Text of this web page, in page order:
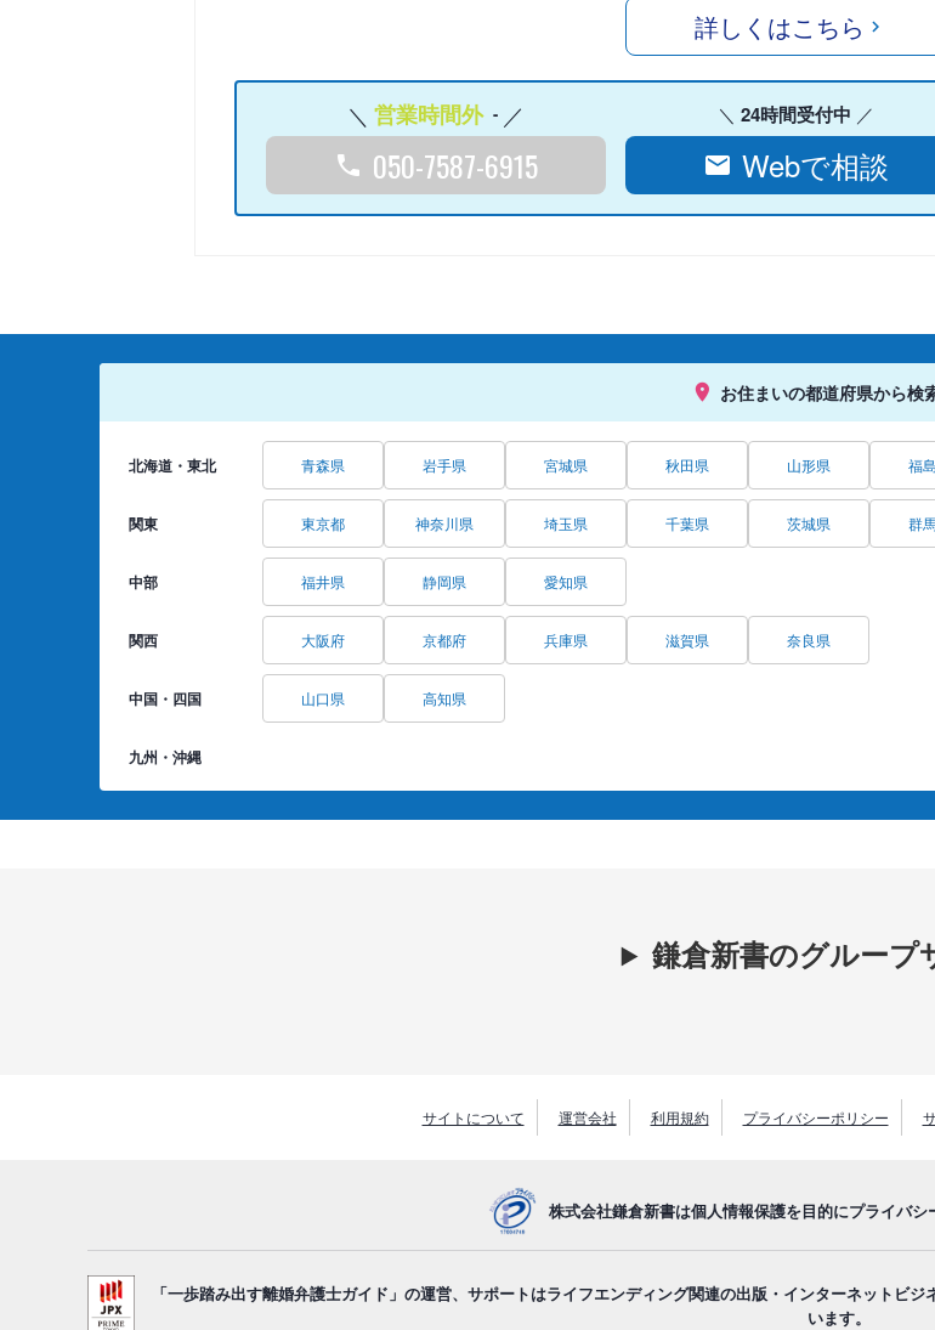
詳しくはこちら
営業時間外 -
050-7587-6915
24時間受付中
Webで相談
お住まいの都道府県から検
北海道・東北 青森県 岩手県 宮城県 秋田県 山形県 福
関東 東京都 神奈川県 埼玉県 千葉県 茨城県 群
中部 福井県 静岡県 愛知県
関西 大阪府 京都府 兵庫県 滋賀県 奈良県
中国・四国 山口県 高知県
九州・沖縄
鎌倉新書のグループ
サイトについて 運営会社 利用規約 プライバシーポリシー
株式会社鎌倉新書は個人情報保護を目的にプライバシ
「一歩踏み出す離婚弁護士ガイド」の運営、サポートはライフエンディング関連の出版・インターネットビジ
います。